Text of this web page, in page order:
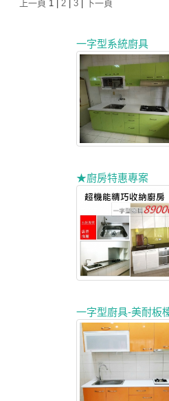
上一頁 1 2 |3 下一頁
一字型系統廚具
★廚房特惠專案
一字型廚具-美耐板